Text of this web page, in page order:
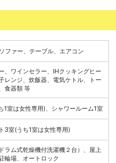
ファー、テーブル、エアコン
、ワインセラー、IHクッキングヒー
レンジ、炊飯器、電気ケトル、トー
食器類 等
1室は女性専用)、シャワールーム1室
3室(うち1室は女性専用)
ラム式乾燥機付洗濯機２台）、屋上
輪場、オートロック